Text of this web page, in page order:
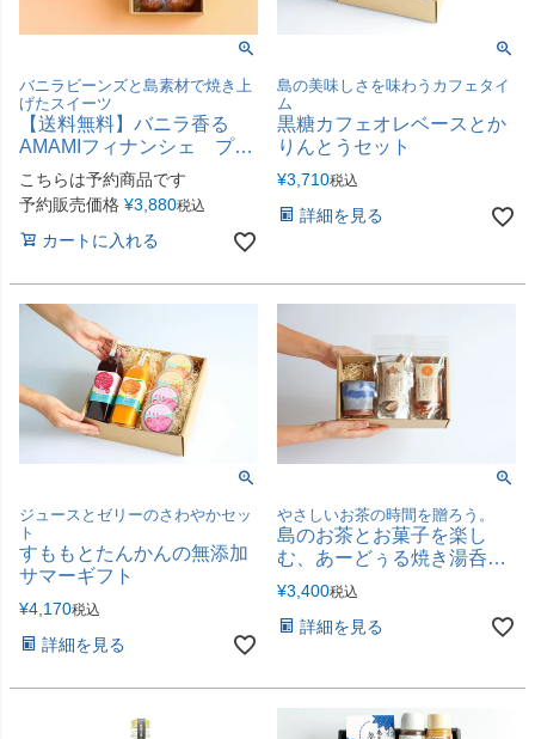
バニラビーンズと島素材で焼き上
げたスイーツ
【送料無料】バニラ香る
AMAMIフィナンシェ プレ
ーン＆島バナナ
こちらは予約商品です
予約販売価格 ¥3,880税込
カートに入れる
島の美味しさを味わうカフェタイ
ム
黒糖カフェオレベースとか
りんとうセット
¥3,710税込
詳細を見る
ジュースとゼリーのさわやかセッ
ト
すももとたんかんの無添加
サマーギフト
¥4,170税込
詳細を見る
やさしいお茶の時間を贈ろう。
島のお茶とお菓子を楽し
む、あーどぅる焼き湯呑み
セット
¥3,400税込
詳細を見る